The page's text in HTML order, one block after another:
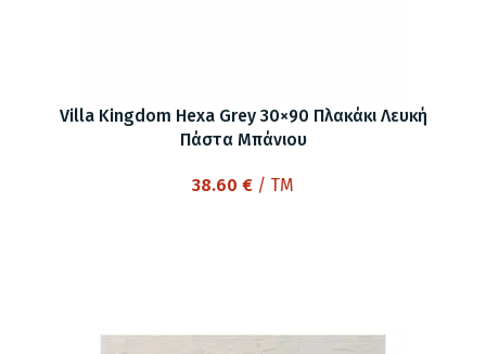
Villa Kingdom Hexa Grey 30×90 Πλακάκι Λευκή
Πάστα Μπάνιου
38.60 € / TM